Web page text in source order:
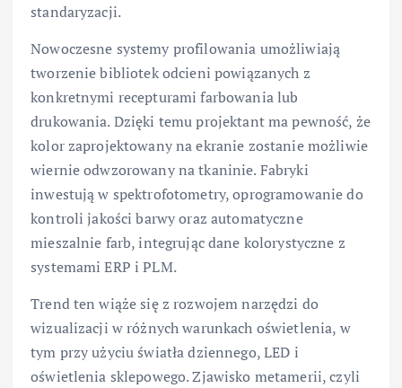
standaryzacji.
Nowoczesne systemy profilowania umożliwiają
tworzenie bibliotek odcieni powiązanych z
konkretnymi recepturami farbowania lub
drukowania. Dzięki temu projektant ma pewność, że
kolor zaprojektowany na ekranie zostanie możliwie
wiernie odwzorowany na tkaninie. Fabryki
inwestują w spektrofotometry, oprogramowanie do
kontroli jakości barwy oraz automatyczne
mieszalnie farb, integrując dane kolorystyczne z
systemami ERP i PLM.
Trend ten wiąże się z rozwojem narzędzi do
wizualizacji w różnych warunkach oświetlenia, w
tym przy użyciu światła dziennego, LED i
oświetlenia sklepowego. Zjawisko metamerii, czyli